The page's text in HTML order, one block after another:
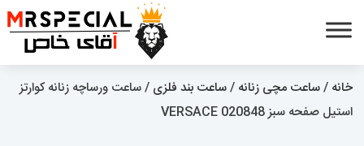
خانه /ساعت مچی زنانه /ساعت بند فلزی / ساعت ورساچه زنانه کوارتز
استیل صفحه سبز 020848 VERSACE